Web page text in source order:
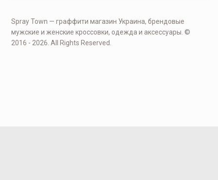
Spray Town — граффити магазин Украина, брендовые
мужские и женские кроссовки, одежда и аксессуары. ©
2016 - 2026. All Rights Reserved.